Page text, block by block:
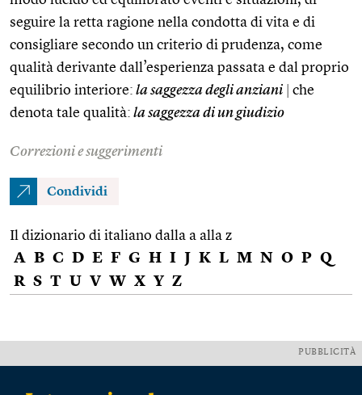
seguire la retta ragione nella condotta di vita e di
consigliare secondo un criterio di prudenza, come
qualità derivante dall’esperienza passata e dal proprio
equilibrio interiore: la saggezza degli anziani
che
denota tale qualità: la saggezza di un giudizio
Correzioni e suggerimenti
Condividi
Il dizionario di italiano dalla a alla z
A B C D E F G H I J K L M N O P Q
R S T U V W X Y Z
PUBBLICITÀ